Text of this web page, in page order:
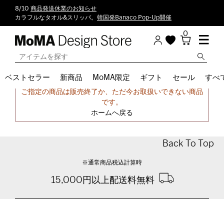
8/10 商品発送休業のお知らせ
カラフルなタオル&スリッパ。 韓国発Banaco Pop-Up開催
0
ベストセラー 新商品 MoMA限定 ギフト セール すべ
申し訳ございません。
ご指定の商品は販売終了か、ただ今お取扱いできない商品
です。
ホームへ戻る
Back To Top
※通常商品税込計算時
15,000円以上配送料無料